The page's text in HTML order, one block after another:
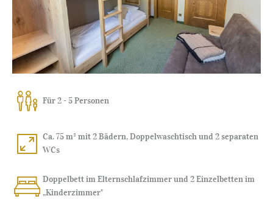
Für 2 - 5 Personen
Ca. 75 m² mit 2 Bädern, Doppelwaschtisch und 2 separaten
WCs
Doppelbett im Elternschlafzimmer und 2 Einzelbetten im
„Kinderzimmer"